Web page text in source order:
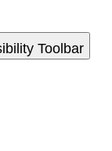
Toolbar